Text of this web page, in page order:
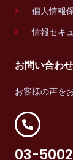
個人情報
情報セキ
お問い合わ
お客様の声を
03-